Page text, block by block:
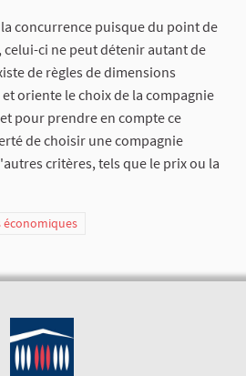
concurrence puisque du point de
ci ne peut détenir autant de
de règles de dimensions
oriente le choix de la compagnie
pour prendre en compte ce
de choisir une compagnie
critères, tels que le prix ou la
économiques